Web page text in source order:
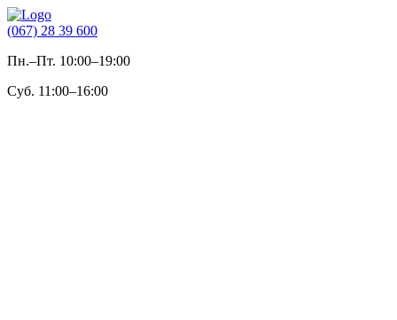
(067) 28 39 600
Пн.–Пт. 10:00–19:00
Суб. 11:00–16:00